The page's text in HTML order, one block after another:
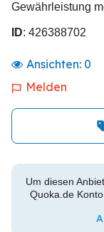
Gewährleistung
ID: 426388702
Ansichten: 0
Melden
Um diesen
Quoka.de